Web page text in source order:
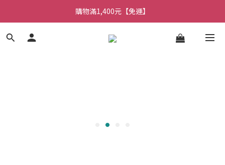
購物滿1,400元【免運】